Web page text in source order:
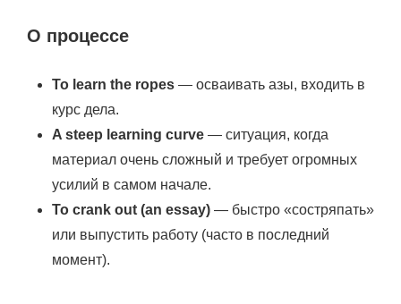
О процессе
To learn the ropes — осваивать азы, входить в
курс дела.
A steep learning curve — ситуация, когда
материал очень сложный и требует огромных
усилий в самом начале.
To crank out (an essay) — быстро «состряпать»
или выпустить работу (часто в последний
момент).